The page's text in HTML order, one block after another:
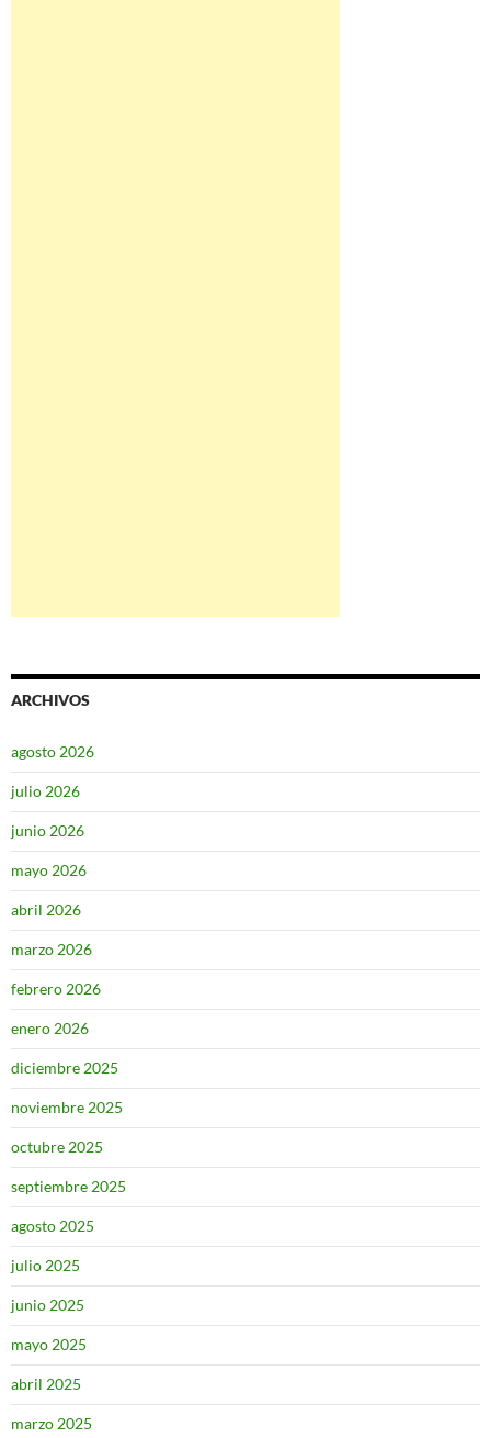
ARCHIVOS
agosto 2026
julio 2026
junio 2026
mayo 2026
abril 2026
marzo 2026
febrero 2026
enero 2026
diciembre 2025
noviembre 2025
octubre 2025
septiembre 2025
agosto 2025
julio 2025
junio 2025
mayo 2025
abril 2025
marzo 2025